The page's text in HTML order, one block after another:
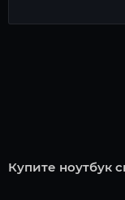
Купите ноутбук